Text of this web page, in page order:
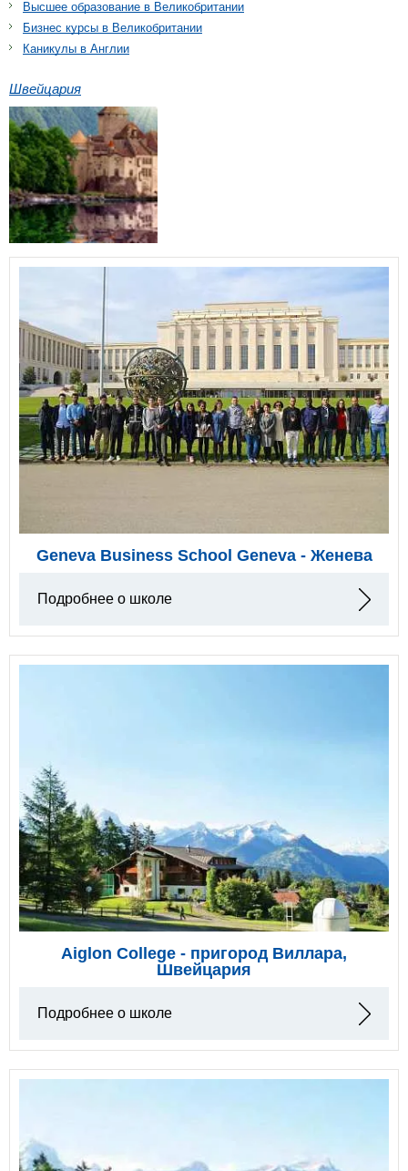
Высшее образование в Великобритании
Бизнес курсы в Великобритании
Каникулы в Англии
Швейцария
Geneva Business School Geneva - Женева
Подробнее о школе
Aiglon College - пригород Виллара,
Швейцария
Подробнее о школе